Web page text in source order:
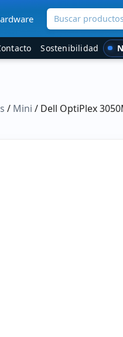
Buscar
Sostenibilidad
/ Mini / Dell OptiPlex